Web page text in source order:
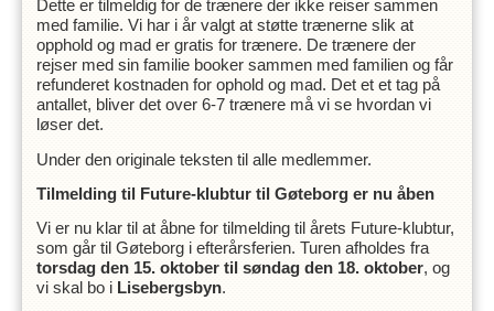
Dette er tilmeldig for de trænere der ikke reiser sammen
med familie. Vi har i år valgt at støtte trænerne slik at
opphold og mad er gratis for trænere. De trænere der
rejser med sin familie booker sammen med familien og får
refunderet kostnaden for ophold og mad. Det et et tag på
antallet, bliver det over 6-7 trænere må vi se hvordan vi
løser det.
Under den originale teksten til alle medlemmer.
Tilmelding til Future-klubtur til Gøteborg er nu åben
Vi er nu klar til at åbne for tilmelding til årets Future-klubtur,
som går til Gøteborg i efterårsferien. Turen afholdes fra
torsdag den 15. oktober til søndag den 18. oktober, og
vi skal bo i Lisebergsbyn.